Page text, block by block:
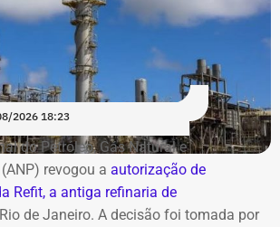
2026 18:23
do Petróleo, Gás Natural e
revogou a autorização de
Refit, a antiga refinaria de
de Janeiro. A decisão foi tomada por